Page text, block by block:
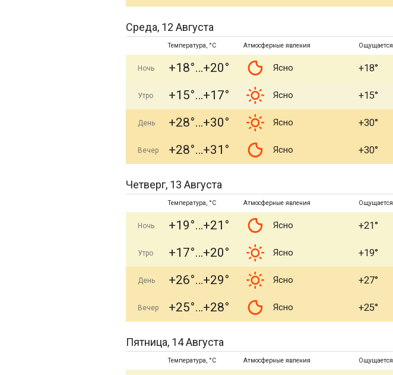
Среда, 12 Августа
Температура, °C Атмосферные явления Ощущается
Ночь +18° +20° Ясно +18°
Утро +15° +17° Ясно +15°
День +28° +30° Ясно +30°
Вечер +28° +31° Ясно +30°
Четверг, 13 Августа
Температура, °C Атмосферные явления Ощущается
Ночь +19° +21° Ясно +21°
Утро +17° +20° Ясно +19°
День +26° +29° Ясно +27°
Вечер +25° +28° Ясно +25°
Пятница, 14 Августа
Температура, °C Атмосферные явления Ощущается